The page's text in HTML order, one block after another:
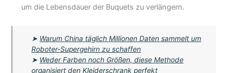
um die Lebensdauer der Buquets zu verlängern.
➤ Warum China täglich Millionen Daten sammelt um
Roboter-Supergehirn zu schaffen
➤ Weder Farben noch Größen, diese Methode
organisiert den Kleiderschrank perfekt